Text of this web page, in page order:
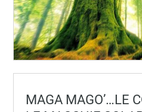
MAGA MAGO’…LE